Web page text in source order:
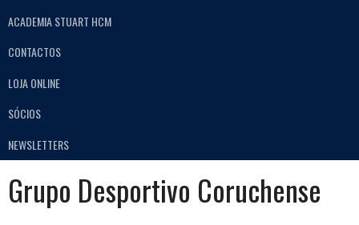
ACADEMIA STUART HCM
CONTACTOS
LOJA ONLINE
SÓCIOS
NEWSLETTERS
Grupo Desportivo Coruchense